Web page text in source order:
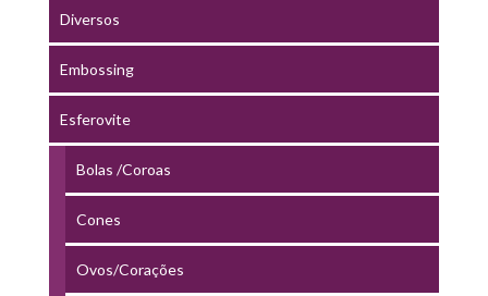
Diversos
Embossing
Esferovite
Bolas /Coroas
Cones
Ovos/Corações